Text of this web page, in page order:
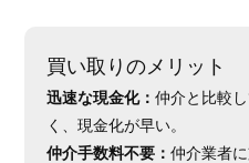
買い取りのメリット
迅速な現金化：仲介と比較
く、現金化が早い。
仲介手数料不要：仲介業者